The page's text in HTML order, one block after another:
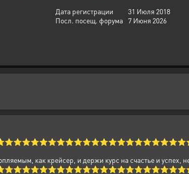
Дата регистрации
31 Июля 2018
Посл. посещ. форума
7 Июня 2026
как крейсер, и держи курс на счастье и успех,